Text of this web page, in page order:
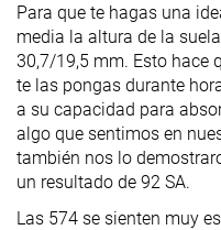
Para que te hagas una
media la altura de la
30,7/19,5 mm. Esto hace
te las pongas durante
a su capacidad para
algo que sentimos en
también nos lo
un resultado de 92 SA.
Las 574 se sienten muy